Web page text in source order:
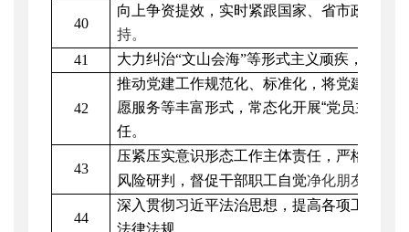
40
向上争资提效，实时紧跟国家、省市政策红
持。
41
大力纠治“文山会海”等形式主义顽疾，积极
42
推动党建工作规范化、标准化，将党建工作
愿服务等丰富形式，常态化开展“党员主题日
任。
43
压紧压实意识形态工作主体责任， 严格落实
风险研判
，督促干部职工自觉净化朋友圈
44
深入贯彻习近平法治思想，提高各项工作法
法律法规。